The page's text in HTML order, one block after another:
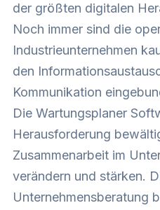
der größten digitalen
Noch immer sind die
Industrieunternehmen
den
Kommunikation
Die Wartungsplaner
Herausforderung
Zusammenarbeit im
verändern und stärken.
Unternehmensberatung